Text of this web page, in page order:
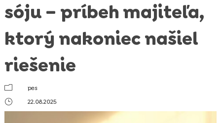
sóju – príbeh majiteľa,
ktorý nakoniec našiel
riešenie
m
pes
}
22.08.2025